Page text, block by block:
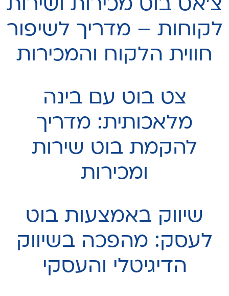
צ'אט בוט מכירות ושירות
לקוחות – מדריך לשיפור
חווית הלקוח והמכירות
צט בוט עם בינה
מלאכותית: מדריך
להקמת בוט שירות
ומכירות
שיווק באמצעות בוט
לעסק: מהפכה בשיווק
הדיגיטלי והעסקי